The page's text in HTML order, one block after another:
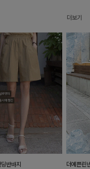
더보기
반바지
더예쁜린